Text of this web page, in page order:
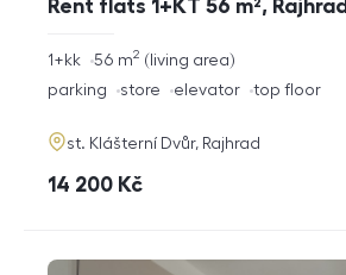
Rent flats 1+KT 56 m², Rajhrad
rozměry
disposition
1+kk living area
56 m2
funkce
parking store elevator top floor
adresa
st. Klášterní Dvůr, Rajhrad
cena
14 200 Kč